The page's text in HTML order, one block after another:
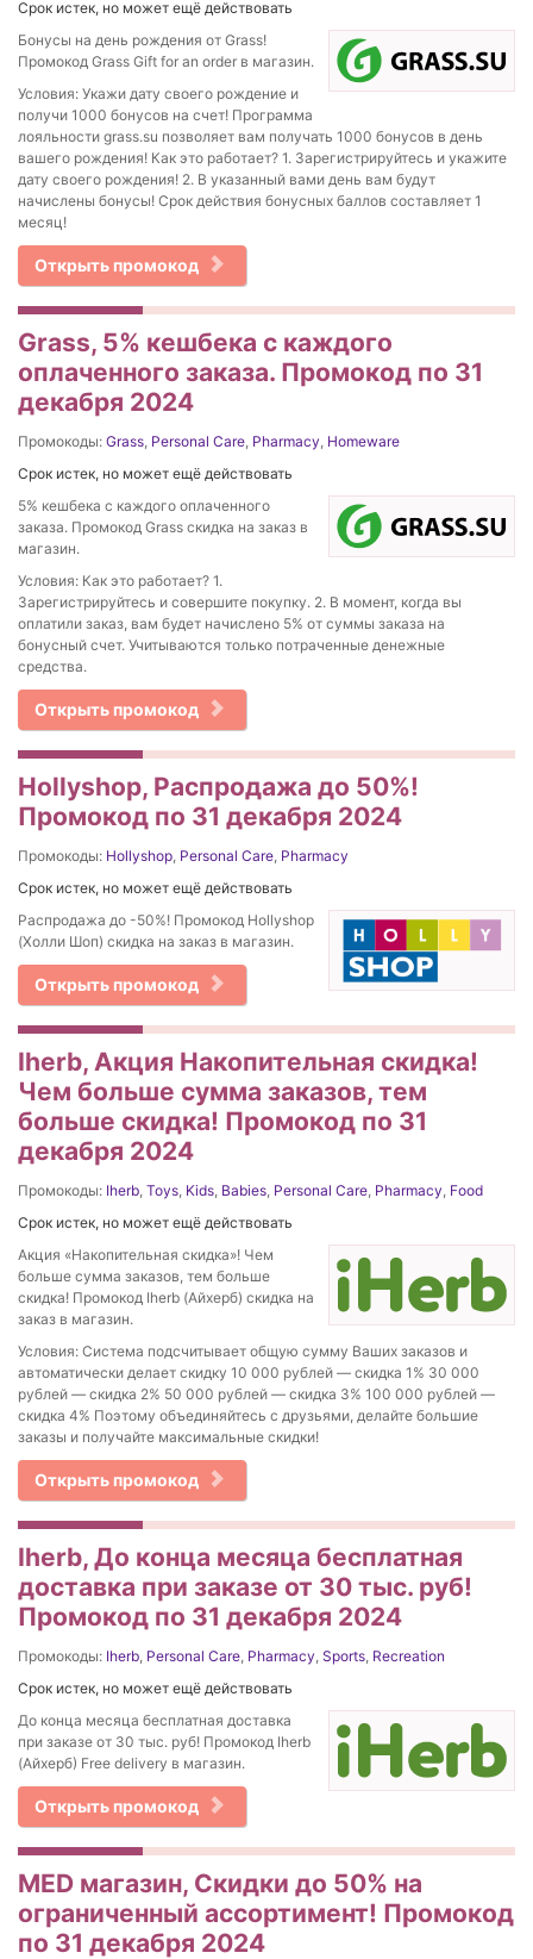
Срок истек, но может ещё действовать
Бонусы на день рождения от Grass!
Промокод Grass Gift for an order в магазин.
Условия: Укажи дату своего рождение и
получи 1000 бонусов на счет! Программа
лояльности grass.su позволяет вам получать 1000 бонусов в день
вашего рождения! Как это работает? 1. Зарегистрируйтесь и укажите
дату своего рождения! 2. В указанный вами день вам будут
начислены бонусы! Срок действия бонусных баллов составляет 1
месяц!
Открыть промокод
Grass, 5% кешбека с каждого
оплаченного заказа. Промокод по 31
декабря 2024
Промокоды: Grass, Personal Care, Pharmacy, Homeware
Срок истек, но может ещё действовать
5% кешбека с каждого оплаченного
заказа. Промокод Grass скидка на заказ в
магазин.
Условия: Как это работает? 1.
Зарегистрируйтесь и совершите покупку. 2. В момент, когда вы
оплатили заказ, вам будет начислено 5% от суммы заказа на
бонусный счет. Учитываются только потраченные денежные
средства.
Открыть промокод
Hollyshop, Распродажа до 50%!
Промокод по 31 декабря 2024
Промокоды: Hollyshop, Personal Care, Pharmacy
Срок истек, но может ещё действовать
Распродажа до -50%! Промокод Hollyshop
(Холли Шоп) скидка на заказ в магазин.
Открыть промокод
Iherb, Акция Накопительная скидка!
Чем больше сумма заказов, тем
больше скидка! Промокод по 31
декабря 2024
Промокоды: Iherb, Toys, Kids, Babies, Personal Care, Pharmacy, Food
Срок истек, но может ещё действовать
Акция «Накопительная скидка»! Чем
больше сумма заказов, тем больше
скидка! Промокод Iherb (Айхерб) скидка на
заказ в магазин.
Условия: Система подсчитывает общую сумму Ваших заказов и
автоматически делает скидку 10 000 рублей — скидка 1% 30 000
рублей — скидка 2% 50 000 рублей — скидка 3% 100 000 рублей —
скидка 4% Поэтому объединяйтесь с друзьями, делайте большие
заказы и получайте максимальные скидки!
Открыть промокод
Iherb, До конца месяца бесплатная
доставка при заказе от 30 тыс. руб!
Промокод по 31 декабря 2024
Промокоды: Iherb, Personal Care, Pharmacy, Sports, Recreation
Срок истек, но может ещё действовать
До конца месяца бесплатная доставка
при заказе от 30 тыс. руб! Промокод Iherb
(Айхерб) Free delivery в магазин.
Открыть промокод
MED магазин, Скидки до 50% на
ограниченный ассортимент! Промокод
по 31 декабря 2024